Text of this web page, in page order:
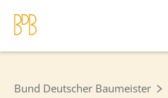
Bund Deutscher Baumeister